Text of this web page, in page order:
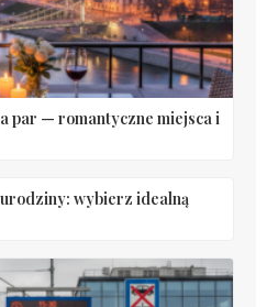
par — romantyczne miejsca i
wybierz idealną